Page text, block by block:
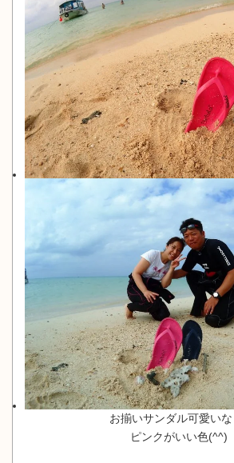
お揃いサンダル可愛いな
ピンクがいい色(^^)